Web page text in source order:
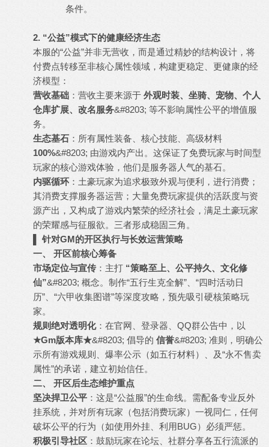
条件。
2. “公益”模式下的健康经济生态
本服的“公益”并非无营收，而是通过精妙的结构设计，将
付费点转移至非核心属性领域，构建更稳定、更健康的经
济模型：
营收基础 ：营收主要来源于 外观时装、坐骑、宠物、个人
仓库扩展、改名服务&#8203; 等不影响属性公平的增值服
务。
生态基石 ：所有属性装备、核心技能、高级材料
100%&#8203; 由游戏内产出。这保证了免费玩家与时间型
玩家的核心游戏体验，他们是服务器人气的基石。
内驱循环：土豪玩家为追求极致外观与便利，进行消费；
其消费支撑服务器运营；大量免费玩家提供的活跃度与资
源产出，又构成了游戏内繁荣的经济社会，满足土豪玩家
的荣耀感与征服欲。三者形成稳固三角。
▌ 针对GM的开区执行与长效运营策略
一、 开区前核心筹备
市场定位与宣传 ：主打 “策略至上、公平持久、文化修
仙”&#8203; 概念。制作“五行生克全解”、“四时活动日
历”、“六甲收集图谱”等深度攻略，预先吸引硬核策略玩
家。
规则绝对透明化：在官网、登录器、QQ群公告中，以
★Gm版本库★&#8203; 倡导的 信誉&#8203; 准则，明确公
示所有游戏规则、爆率公示（如五行材料）、及“永不售卖
属性”的承诺，建立初始信任。
二、 开区后生态维护重点
坚决捍卫公平 ：这是“公益服”的生命线。需配备专业反外
挂系统，并对所有玩家（包括消费玩家）一视同仁，任何
破坏公平的行为（如使用外挂、利用BUG）必须严惩。
积极引导社区 ：鼓励玩家在论坛、社群分享各五行流派的